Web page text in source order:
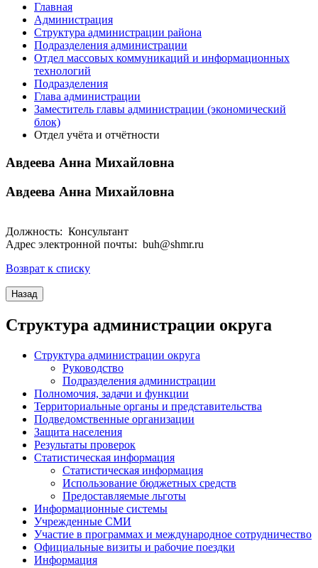
Главная
Администрация
Структура администрации района
Подразделения администрации
Отдел массовых коммуникаций и информационных
технологий
Подразделения
Глава администрации
Заместитель главы администрации (экономический
блок)
Отдел учёта и отчётности
Авдеева Анна Михайловна
Авдеева Анна Михайловна
Должность: Консультант
Адрес электронной почты: buh@shmr.ru
Возврат к списку
Структура администрации округа
Структура администрации округа
Руководство
Подразделения администрации
Полномочия, задачи и функции
Территориальные органы и представительства
Подведомственные организации
Защита населения
Результаты проверок
Статистическая информация
Статистическая информация
Использование бюджетных средств
Предоставляемые льготы
Информационные системы
Учрежденные СМИ
Участие в программах и международное сотрудничество
Официальные визиты и рабочие поездки
Информация